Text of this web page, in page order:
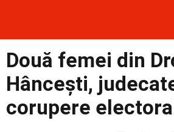
Politică
Două femei din
Hâncești,
corupere